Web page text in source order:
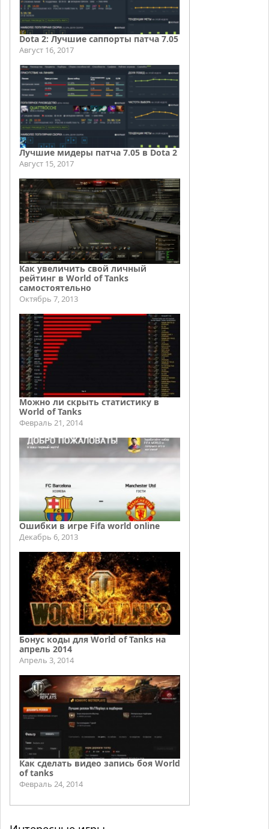
Dota 2: Лучшие саппорты патча 7.05
Август 16, 2017
Лучшие мидеры патча 7.05 в Dota 2
Август 15, 2017
Как увеличить свой личный
рейтинг в World of Tanks
самостоятельно
Октябрь 7, 2013
Можно ли скрыть статистику в
World of Tanks
Февраль 21, 2014
Ошибки в игре Fifa world online
Декабрь 6, 2013
Бонус коды для World of Tanks на
апрель 2014
Апрель 3, 2014
Как сделать видео запись боя World
of tanks
Февраль 24, 2014